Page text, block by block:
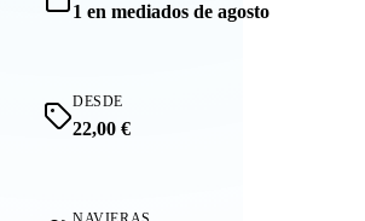
1 en mediados de agosto
DESDE
22,00 €